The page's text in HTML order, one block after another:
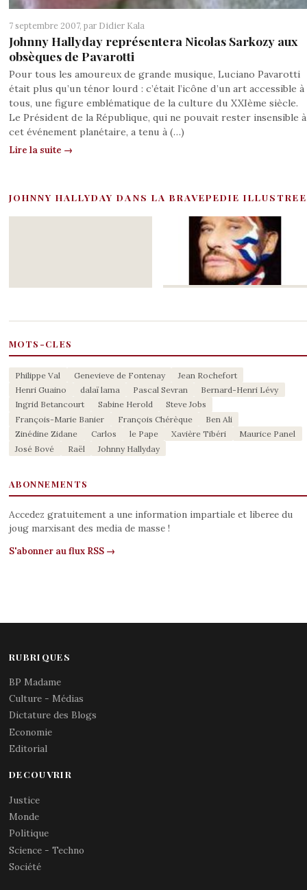
7 septembre 2007, par Didier Kala
Johnny Hallyday représentera Nicolas Sarkozy aux
obsèques de Pavarotti
Pour tous les amoureux de grande musique, Luciano Pavarotti
était plus qu’un ténor lourd : c’était l’icône d’un art accessible à
tous, une figure emblématique de la culture du XXIème siècle.
Le Président de la République, qui ne pouvait rester insensible à
cet événement planétaire, a tenu à (…)
Lire la suite →
JOHNNY HALLYDAY DANS LA BRAVEPEDIE ILLUSTREE
MOTS-CLES
Philippe Val Genevieve de Fontenay
Jean Rochefort
Henri Guaino
dalaï lama Pascal Sevran
Bernard-Henri Lévy
Ingrid Betancourt
Sabine Herold
Steve Jobs
François-Marie Banier
François Chérèque
Ben Ali
Zinédine Zidane
Carlos le Pape Xavière Tibéri
Maurice Panel
José Bové
Raël Johnny Hallyday
ABONNEMENTS
Accedez gratuitement a une information impartiale et liberee du
joug marxisant des media de masse !
S'abonner au flux RSS →
RUBRIQUES
BP Madame
Culture - Médias
Dictature des Blogs
Economie
Editorial
DECOUVRIR
Justice
Monde
Politique
Science - Techno
Société